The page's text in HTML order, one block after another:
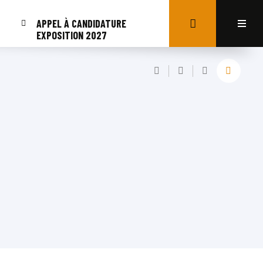
APPEL À CANDIDATURE
EXPOSITION 2027